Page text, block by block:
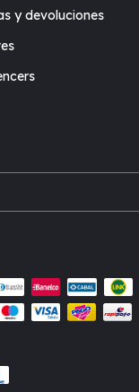
y devoluciones